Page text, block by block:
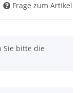
Frage zum Artikel
Sie bitte die